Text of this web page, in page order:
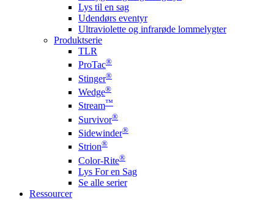
Lys til en sag
Udendørs eventyr
Ultraviolette og infrarøde lommelygter
Produktserie
TLR
ProTac®
Stinger®
Wedge®
Stream™
Survivor®
Sidewinder®
Strion®
Color-Rite®
Lys For en Sag
Se alle serier
Ressourcer